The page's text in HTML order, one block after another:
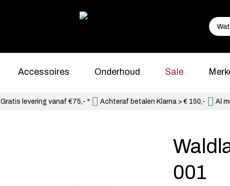
Accessoires Onderhoud Sale
Gratis levering vanaf €75,- * Achteraf betalen Klarna > € 150,- Al
001